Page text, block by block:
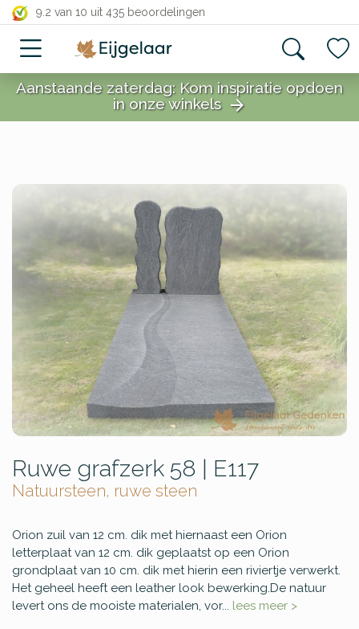
9.2 van 10 uit 435 beoordelingen
close
close
Aanstaande zaterdag: Kom inspiratie opdoen
in onze winkels arrow_forward
Ruwe grafzerk 58 | E117
Natuursteen, ruwe steen
Orion zuil van 12 cm. dik met hiernaast een Orion
letterplaat van 12 cm. dik geplaatst op een Orion
grondplaat van 10 cm. dik met hierin een riviertje verwerkt.
Het geheel heeft een leather look bewerking.De natuur
levert ons de mooiste materialen, vor... lees meer >